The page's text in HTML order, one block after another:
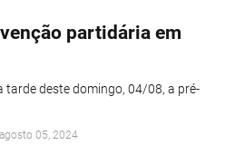
partidária em
deste domingo, 04/08, a pré-
05, 2024